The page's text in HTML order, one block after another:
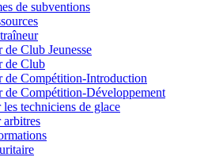
de subventions
de Club Jeunesse
de Club
de Compétition-Introduction
de Compétition-Développement
techniciens de glace
arbitres